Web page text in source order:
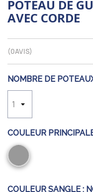
POTEAU DE
AVEC CORDE
(0AVIS)
NOMBRE DE
COULEUR
Gris
COULEUR SANGLE :